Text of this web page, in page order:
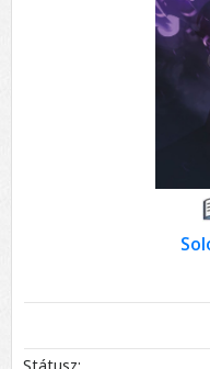
Státusz: